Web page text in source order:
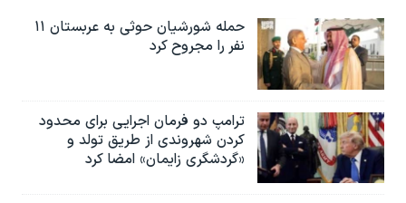
حمله شورشیان حوثی به عربستان ۱۱
نفر را مجروح کرد
ترامپ دو فرمان اجرایی برای محدود
کردن شهروندی از طریق تولد و
«گردشگری زایمان» امضا کرد